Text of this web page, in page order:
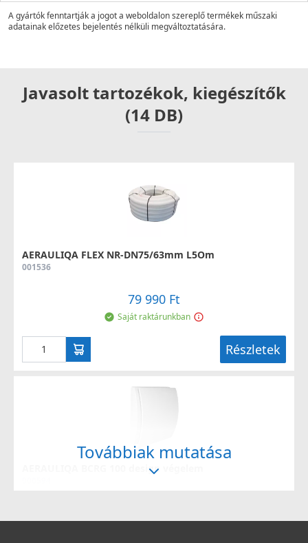
A gyártók fenntartják a jogot a weboldalon szereplő termékek műszaki
adatainak előzetes bejelentés nélküli megváltoztatására.
Javasolt tartozékok, kiegészítők
(14 DB)
AERAULIQA FLEX NR-DN75/63mm L5Om
001536
79 990 Ft
Saját raktárunkban
Részletek
AERAULIQA BCRG 100 design végelem
Továbbiak mutatása